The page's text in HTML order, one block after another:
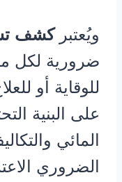
ويُعتبركشف
ضرورية لكل
للوقاية أو
على البنية
المائي
الضروري